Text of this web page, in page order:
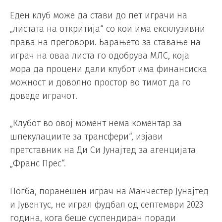
Еден клуб може да стави до пет играчи на
„листата на откритија“ со кои има ексклузивни
права на преговори. Барањето за ставање на
играч на оваа листа го одобрува МЛС, која
мора да процени дали клубот има финансиска
можност и доволно простор во тимот да го
доведе играчот.
„Клубот во овој момент нема коментар за
шпекулациите за трансфери“, изјави
претставник на Ди Си Јунајтед за агенцијата
„Франс Прес“.
Погба, поранешен играч на Манчестер Јунајтед
и Јувентус, не играл фудбал од септември 2023
година, кога беше суспендиран поради